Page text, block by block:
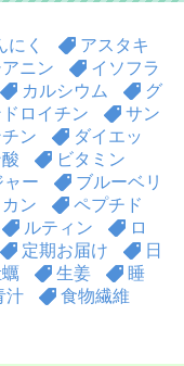
にく
アスタキ
ニン
イソフラ
カルシウム
グ
ロイチン
サン
ン
ダイエッ
ビタミン
ャー
ブルーベリ
ン
ペプチド
ルティン
ロ
定期お届け
日
生姜
睡
汁
食物繊維